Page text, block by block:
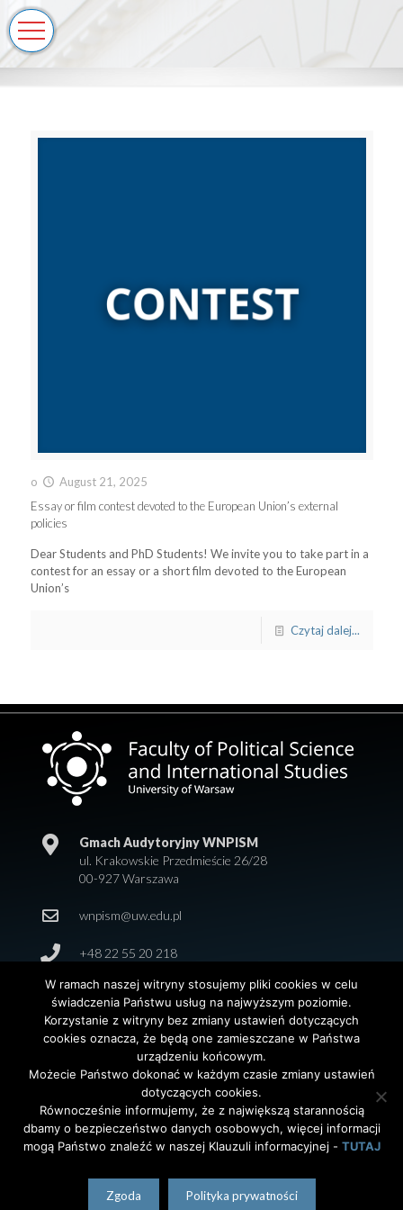
o
August 21, 2025
Essay or film contest devoted to the European Union’s external
policies
Dear Students and PhD Students! We invite you to take part in a
contest for an essay or a short film devoted to the European
Union’s
Czytaj dalej...
Gmach Audytoryjny WNPISM
ul. Krakowskie Przedmieście 26/28
00-927 Warszawa
wnpism@uw.edu.pl
+48 22 55 20 218
© 2026 Wydział Nauk Politycznych i Studiów
Międzynarodowych. Uniwersytet Warszawski. All Rights
Reserved. Projekt i realizacja stronyAgencjaInterAktywni
W ramach naszej witryny stosujemy pliki cookies w celu
świadczenia Państwu usług na najwyższym poziomie.
Korzystanie z witryny bez zmiany ustawień dotyczących
cookies oznacza, że będą one zamieszczane w Państwa
urządzeniu końcowym.
Możecie Państwo dokonać w każdym czasie zmiany ustawień
dotyczących cookies.
Równocześnie informujemy, że z największą starannością
dbamy o bezpieczeństwo danych osobowych, więcej informacji
mogą Państwo znaleźć w naszej Klauzuli informacyjnej - TUTAJ
Zgoda Polityka prywatności